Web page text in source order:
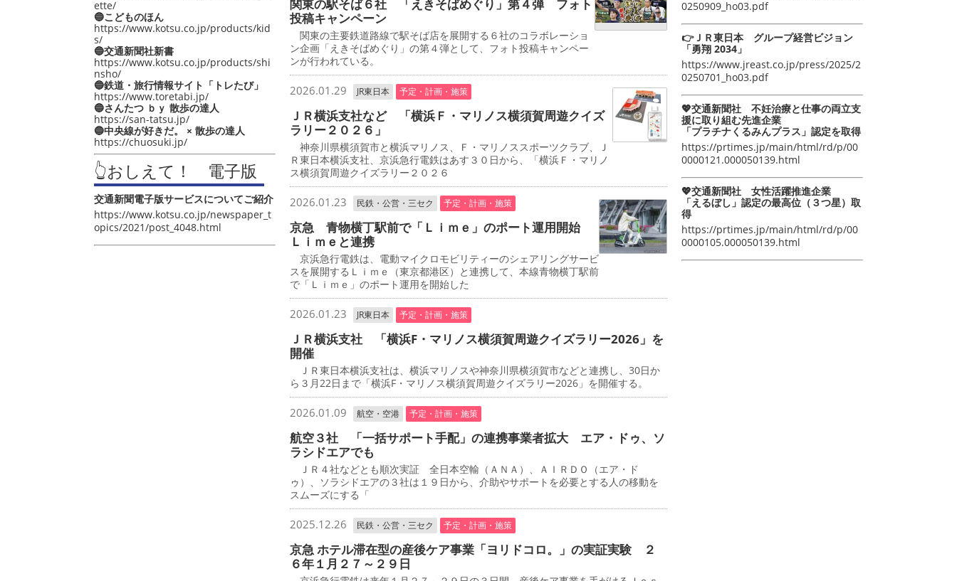
ette/
🔵こどものほん
https://www.kotsu.co.jp/products/kid
s/
🔵交通新聞社新書
https://www.kotsu.co.jp/products/shi
nsho/
🔵鉄道・旅行情報サイト「トレたび」
https://www.toretabi.jp/
🔵さんたつ ｂｙ 散歩の達人
https://san-tatsu.jp/
🔵中央線が好きだ。 × 散歩の達人
https://chuosuki.jp/
👆おしえて！ 電子版
交通新聞電子版サービスについてご紹介
https://www.kotsu.co.jp/newspaper_t
opics/2021/post_4048.html
関東の駅そば６社 「えきそばめぐり」第４弾 フォト
投稿キャンペーン
関東の主要鉄道路線で駅そば店を展開する６社のコラボレーショ
ン企画「えきそばめぐり」の第４弾として、フォト投稿キャンペー
ンが行われている。
2026.01.29 JR東日本 予定・計画・施策
ＪＲ横浜支社など 「横浜Ｆ・マリノス横須賀周遊クイズ
ラリー２０２６」
神奈川県横須賀市と横浜マリノス、Ｆ・マリノススポーツクラブ、Ｊ
Ｒ東日本横浜支社、京浜急行電鉄はあす３０日から、「横浜Ｆ・マリノ
ス横須賀周遊クイズラリー２０２６
2026.01.23 民鉄・公営・三セク 予定・計画・施策
京急 青物横丁駅前で「Ｌｉｍｅ」のポート運用開始
Ｌｉｍｅと連携
京浜急行電鉄は、電動マイクロモビリティーのシェアリングサービ
スを展開するＬｉｍｅ（東京都港区）と連携して、本線青物横丁駅前
で「Ｌｉｍｅ」のポート運用を開始した
2026.01.23 JR東日本 予定・計画・施策
ＪＲ横浜支社 「横浜F・マリノス横須賀周遊クイズラリー2026」を
開催
ＪＲ東日本横浜支社は、横浜マリノスや神奈川県横須賀市などと連携し、30日か
ら３月22日まで「横浜F・マリノス横須賀周遊クイズラリー2026」を開催する。
2026.01.09 航空・空港 予定・計画・施策
航空３社 「一括サポート手配」の連携事業者拡大 エア・ドゥ、ソ
ラシドエアでも
ＪＲ４社などとも順次実証 全日本空輸（ＡＮＡ）、ＡＩＲＤＯ（エア・ド
ゥ）、ソラシドエアの３社は１９日から、介助やサポートを必要とする人の移動を
スムーズにする「
2025.12.26 民鉄・公営・三セク 予定・計画・施策
京急 ホテル滞在型の産後ケア事業「ヨリドコロ。」の実証実験 ２
６年１月２７～２９日
0250909_ho03.pdf
👉ＪＲ東日本 グループ経営ビジョン
「勇翔 2034」
https://www.jreast.co.jp/press/2025/2
0250701_ho03.pdf
💖交通新聞社 不妊治療と仕事の両立支
援に取り組む先進企業
「プラチナくるみんプラス」認定を取得
https://prtimes.jp/main/html/rd/p/00
0000121.000050139.html
💖交通新聞社 女性活躍推進企業
「えるぼし」認定の最高位（３つ星）取
得
https://prtimes.jp/main/html/rd/p/00
0000105.000050139.html